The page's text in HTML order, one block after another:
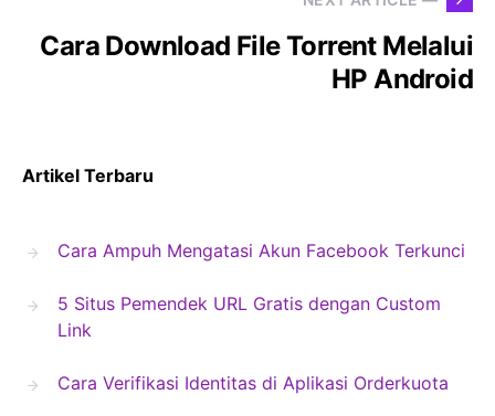
Cara Download File Torrent Melalui
HP Android
Artikel Terbaru
Cara Ampuh Mengatasi Akun Facebook Terkunci
5 Situs Pemendek URL Gratis dengan Custom
Link
Cara Verifikasi Identitas di Aplikasi Orderkuota